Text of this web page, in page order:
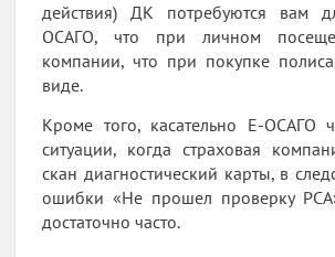
действия) ДК потребуются вам
ОСАГО, что при личном
компании, что при покупке
виде.
Кроме того, касательно E-ОСАГО
ситуации, когда страховая
скан диагностический карты, в
ошибки «Не прошел проверку
достаточно часто.